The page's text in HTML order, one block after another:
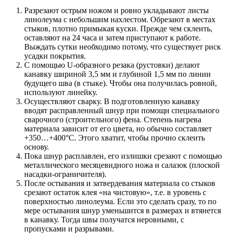
Разрезают острым ножом и ровно укладывают листы
линолеума с небольшим нахлестом. Обрезают в местах
стыков, плотно примыкая куски. Прежде чем склеить,
оставляют на 24 часа и затем приступают к работе.
Выждать сутки необходимо потому, что существует риск
усадки покрытия.
С помощью U-образного резака (рустовки) делают
канавку шириной 3,5 мм и глубиной 1,5 мм по линии
будущего шва (в стыке). Чтобы она получилась ровной,
используют линейку.
Осуществляют сварку. В подготовленную канавку
вводят расправленный шнур при помощи специального
сварочного (строительного) фена. Степень нагрева
материала зависит от его цвета, но обычно составляет
+350…+400°C. Этого хватит, чтобы прочно склеить
основу.
Пока шнур расплавлен, его излишки срезают с помощью
металлического месяцевидного ножа и салазок (плоской
насадки-ограничителя).
После остывания и затвердевания материала со стыков
срезают остаток клея «на чистовую», т.е. в уровень с
поверхностью линолеума. Если это сделать сразу, то по
мере остывания шнур уменьшится в размерах и втянется
в канавку. Тогда швы получатся неровными, с
пропусками и разрывами.